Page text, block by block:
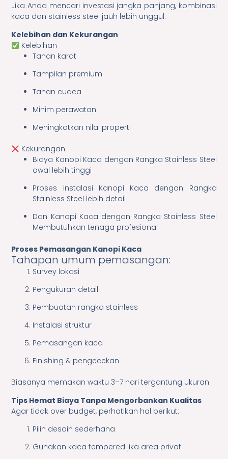
Jika Anda mencari investasi jangka panjang, kombinasi
kaca dan stainless steel jauh lebih unggul.
Kelebihan dan Kekurangan
Kelebihan
Tahan karat
Tampilan premium
Tahan cuaca
Minim perawatan
Meningkatkan nilai properti
Kekurangan
Biaya Kanopi Kaca dengan Rangka Stainless Steel
awal lebih tinggi
Proses instalasi Kanopi Kaca dengan Rangka
Stainless Steel lebih detail
Dan Kanopi Kaca dengan Rangka Stainless Steel
Membutuhkan tenaga profesional
Proses Pemasangan Kanopi Kaca
Tahapan umum pemasangan:
Survey lokasi
Pengukuran detail
Pembuatan rangka stainless
Instalasi struktur
Pemasangan kaca
Finishing & pengecekan
Biasanya memakan waktu 3–7 hari tergantung ukuran.
Tips Hemat Biaya Tanpa Mengorbankan Kualitas
Agar tidak over budget, perhatikan hal berikut:
Pilih desain sederhana
Gunakan kaca tempered jika area privat